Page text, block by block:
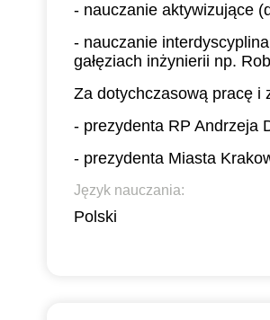
- nauczanie aktywizujące
- nauczanie
gałęziach inżynierii np.
Za dotychczasową pracę i
- prezydenta RP Andrzeja
- prezydenta Miasta
Język nauczania:
Polski